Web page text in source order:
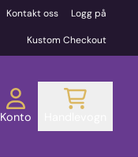
Kontakt oss Logg på
Kustom Checkout
Konto